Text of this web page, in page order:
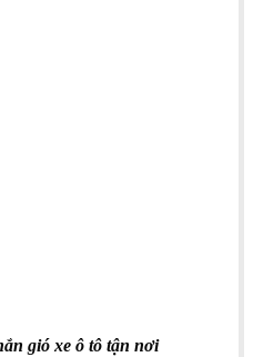
gió xe ô tô tận nơi